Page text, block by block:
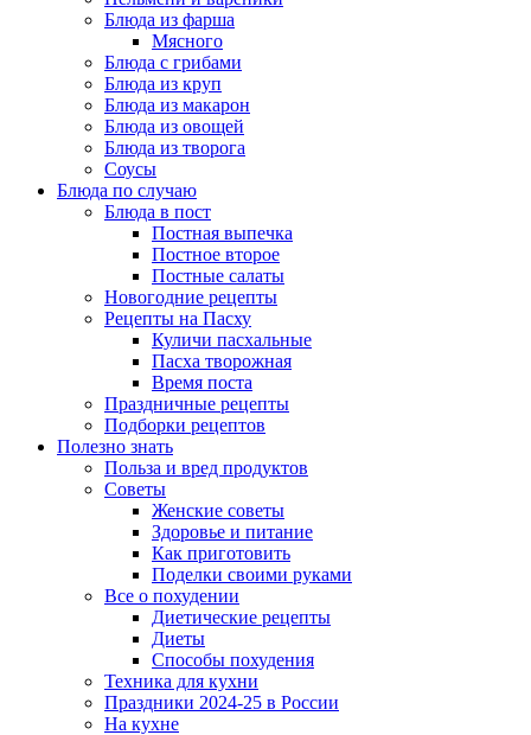
Блюда из фарша
Мясного
Блюда с грибами
Блюда из круп
Блюда из макарон
Блюда из овощей
Блюда из творога
Соусы
Блюда по случаю
Блюда в пост
Постная выпечка
Постное второе
Постные салаты
Новогодние рецепты
Рецепты на Пасху
Куличи пасхальные
Пасха творожная
Время поста
Праздничные рецепты
Подборки рецептов
Полезно знать
Польза и вред продуктов
Советы
Женские советы
Здоровье и питание
Как приготовить
Поделки своими руками
Все о похудении
Диетические рецепты
Диеты
Способы похудения
Техника для кухни
Праздники 2024-25 в России
На кухне